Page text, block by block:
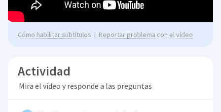
Cómo habilitar subtítulos | Reportar problema con el vídeo
Actividad
Mira el vídeo y responde a las preguntas